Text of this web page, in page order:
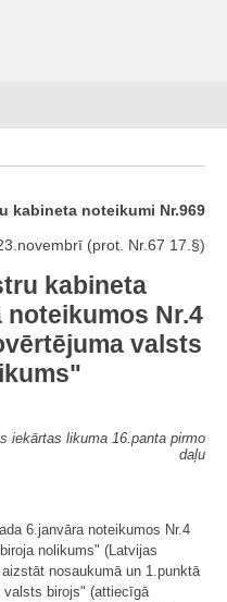
kabineta noteikumi Nr.969
(prot. Nr.67 17.§)
kabineta
noteikumos Nr.4
valsts
iekārtas likuma 16.panta pirmo
daļu
6.janvāra noteikumos Nr.4
nolikums" (Latvijas
nosaukumā un 1.punktā
birojs" (attiecīgā